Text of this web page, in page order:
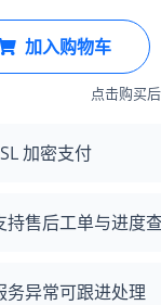
加入购物车
点击购买
加密支付
持售后工单与进度
务异常可跟进处理